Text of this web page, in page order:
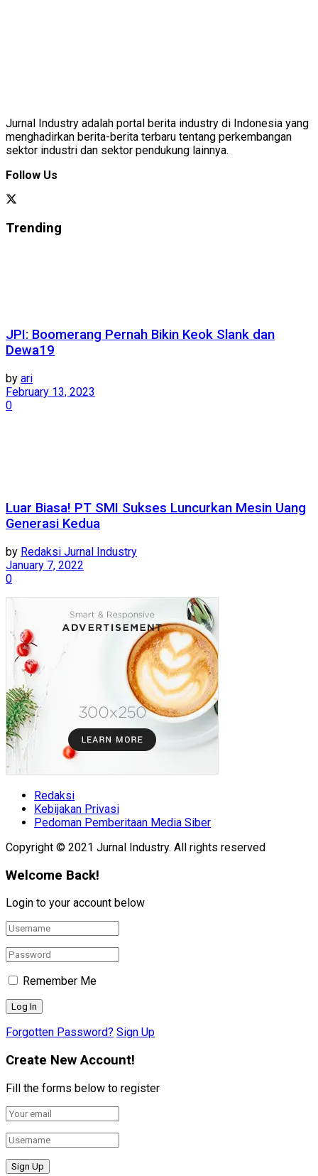
Jurnal Industry adalah portal berita industry di Indonesia yang
menghadirkan berita-berita terbaru tentang perkembangan
sektor industri dan sektor pendukung lainnya.
Follow Us
Trending
JPI: Boomerang Pernah Bikin Keok Slank dan
Dewa19
by ari
February 13, 2023
0
Luar Biasa! PT SMI Sukses Luncurkan Mesin Uang
Generasi Kedua
by Redaksi Jurnal Industry
January 7, 2022
0
Redaksi
Kebijakan Privasi
Pedoman Pemberitaan Media Siber
Copyright © 2021 Jurnal Industry. All rights reserved
Welcome Back!
Login to your account below
Remember Me
Forgotten Password? Sign Up
Create New Account!
Fill the forms below to register